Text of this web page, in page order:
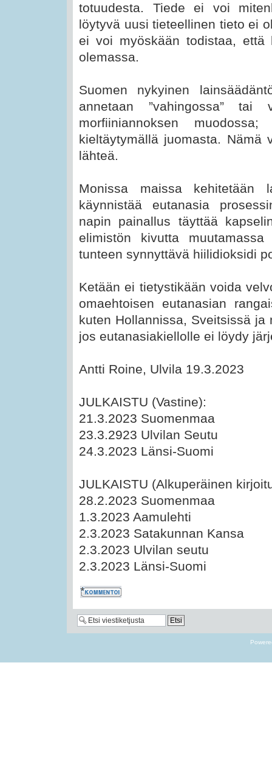
totuudesta. Tiede ei voi
löytyvä uusi tieteellinen tieto ei
ei voi myöskään todistaa,
olemassa.
Suomen nykyinen
annetaan ”vahingossa”
morfiiniannoksen
kieltäytymällä juomasta. Nämä
lähteä.
Monissa maissa
käynnistää eutanasia
napin painallus täyttää
elimistön kivutta
tunteen synnyttävä hiilidioksidi
Ketään ei tietystikään voida
omaehtoisen eutanasian
kuten Hollannissa, Sveitsissä
jos eutanasiakiellolle ei löydy
Antti Roine, Ulvila 19.3.2023
JULKAISTU (Vastine):
21.3.2023 Suomenmaa
23.3.2923 Ulvilan Seutu
24.3.2023 Länsi-Suomi
JULKAISTU (Alkuperäinen
28.2.2023 Suomenmaa
1.3.2023 Aamulehti
2.3.2023 Satakunnan Kansa
2.3.2023 Ulvilan seutu
2.3.2023 Länsi-Suomi
Kommentoi